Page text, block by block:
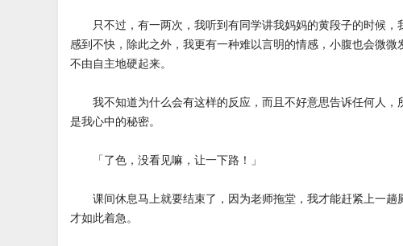
只不过，有一两次，我听到有同学讲我妈妈的黄段子的时候，
感到不快，除此之外，我更有一种难以言明的情感，小腹也会微微
不由自主地硬起来。
我不知道为什么会有这样的反应，而且不好意思告诉任何人，
是我心中的秘密。
「了色，没看见嘛，让一下路！」
课间休息马上就要结束了，因为老师拖堂，我才能赶紧上一趟
才如此着急。